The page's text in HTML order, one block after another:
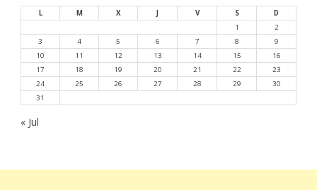
L M X V S
D
1
2
3
4 5 6 7 8
9
10
11 12 13 14 15
16
17
18 19 20 21 22
23
24
25 26 27 28 29
30
31
« Jul